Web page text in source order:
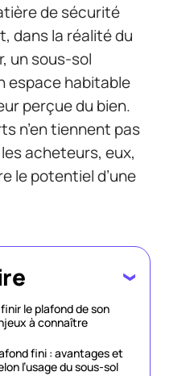
de sécurité
dans la réalité du
un sous-sol
espace habitable
perçue du bien.
n’en tiennent pas
acheteurs, eux,
le potentiel d’une
le plafond de son
à connaître
fini : avantages et
l’usage du sous-sol